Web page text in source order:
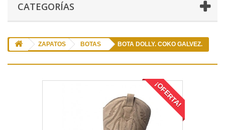
CATEGORÍAS
ZAPATOS BOTAS BOTA DOLLY. COKO GALVEZ.
¡OFERTA!